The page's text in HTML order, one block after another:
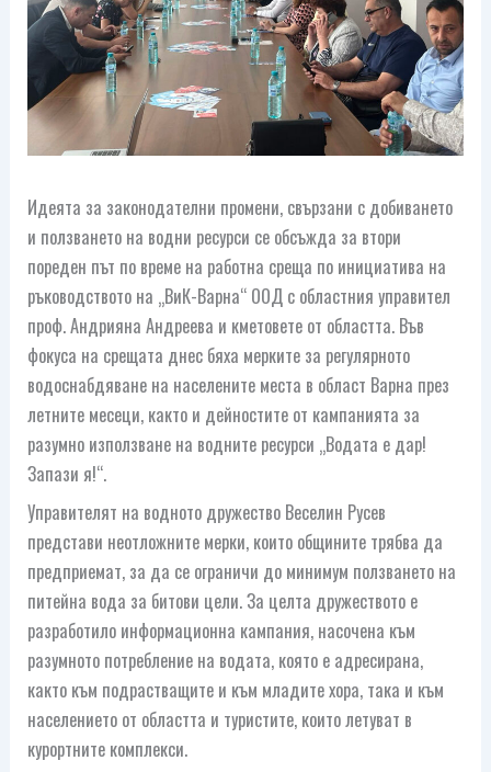
Идеята за законодателни промени, свързани с добиването
и ползването на водни ресурси се обсъжда за втори
пореден път по време на работна среща по инициатива на
ръководството на „ВиК-Варна“ ООД с областния управител
проф. Андрияна Андреева и кметовете от областта. Във
фокуса на срещата днес бяха мерките за регулярното
водоснабдяване на населените места в област Варна през
летните месеци, както и дейностите от кампанията за
разумно използване на водните ресурси „Водата е дар!
Запази я!“.
Управителят на водното дружество Веселин Русев
представи неотложните мерки, които общините трябва да
предприемат, за да се ограничи до минимум ползването на
питейна вода за битови цели. За целта дружеството е
разработило информационна кампания, насочена към
разумното потребление на водата, която е адресирана,
както към подрастващите и към младите хора, така и към
населението от областта и туристите, които летуват в
курортните комплекси.